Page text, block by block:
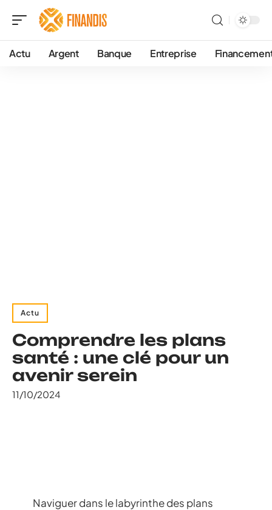
Actu Argent Banque Entreprise
Actu
Comprendre les plans
santé : une clé pour un
avenir serein
11/10/2024
Naviguer dans le labyrinthe des plans